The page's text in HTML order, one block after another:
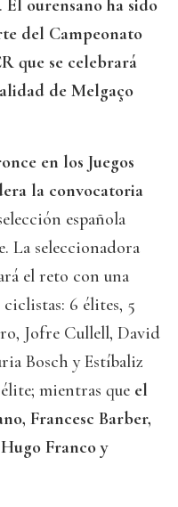
El ourensano ha sido
del Campeonato
que se celebrará
de Melgaço
en los Juegos
la convocatoria
española
La seleccionadora
el reto con una
6 élites, 5
Jofre Cullell, David
Bosch y Estíbaliz
mientras que el
Francesc Barber,
Franco y